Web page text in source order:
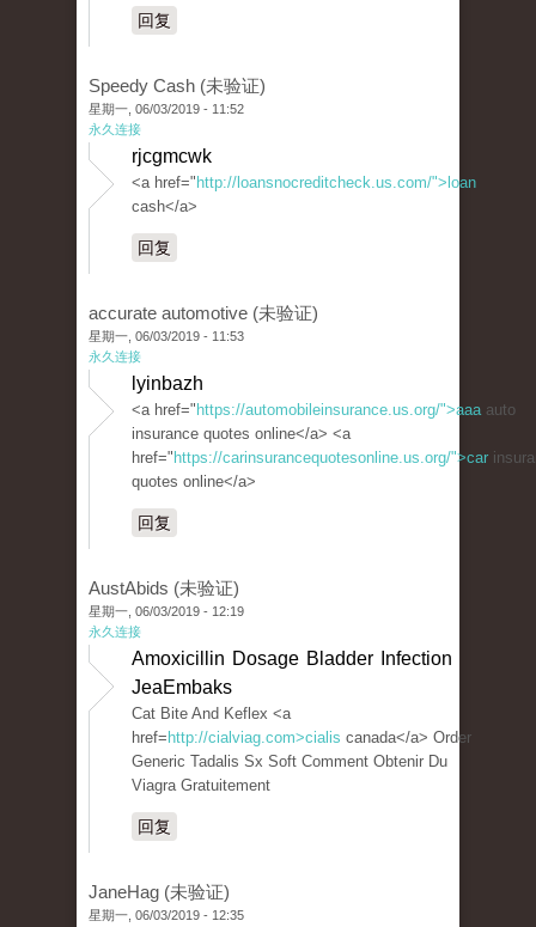
回复
Speedy Cash (未验证)
星期一, 06/03/2019 - 11:52
永久连接
rjcgmcwk
<a href=" http://loansnocreditcheck.us.com/">loan
cash</a>
回复
accurate automotive (未验证)
星期一, 06/03/2019 - 11:53
永久连接
lyinbazh
<a href=" https://automobileinsurance.us.org/">aaaauto
insurance quotes online</a> <a
href=" https://carinsurancequotesonline.us.org/">car
quotes online</a>
回复
AustAbids (未验证)
星期一, 06/03/2019 - 12:19
永久连接
Amoxicillin Dosage Bladder Infection
JeaEmbaks
Cat Bite And Keflex <a
href= http://cialviag.com>cialis canada</a> Order
Generic Tadalis Sx Soft Comment Obtenir Du
Viagra Gratuitement
回复
JaneHag (未验证)
星期一, 06/03/2019 - 12:35